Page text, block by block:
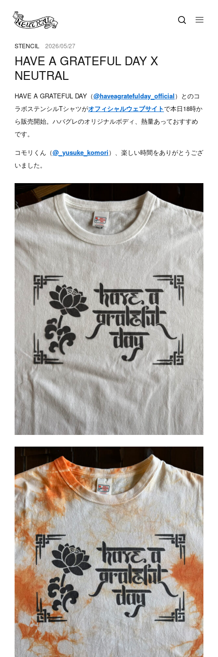
STENCIL 2026/05/27
HAVE A GRATEFUL DAY X
NEUTRAL
HAVE A GRATEFUL DAY（@haveagratefulday_official）とのコ
ラボステンシルTシャツがオフィシャルウェブサイトで本日18時か
ら販売開始。ハバグレのオリジナルボディ、熱量あっておすすめ
です。
コモリくん（@_yusuke_komori）、楽しい時間をありがとうござ
いました。